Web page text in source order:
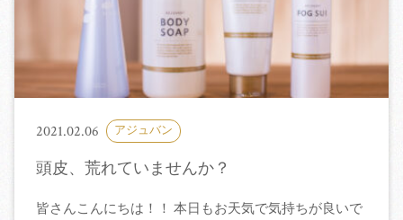
2021.02.06 アジュバン
頭皮、荒れていませんか？
皆さんこんにちは！！ 本日もお天気で気持ちが良いで